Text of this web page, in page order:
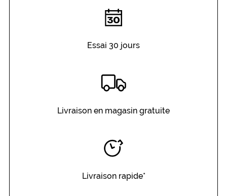
Essai 30 jours
Livraison en magasin gratuite
Livraison rapide*